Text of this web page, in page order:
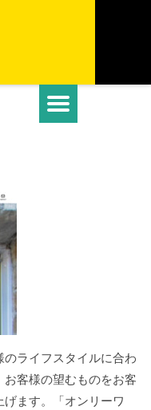
ライフスタイルに合わ
客様の望むものをお客
ます。「オンリーワ